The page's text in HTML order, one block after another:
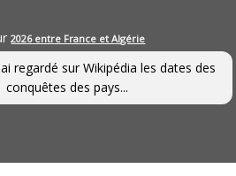
2026 entre France et Algérie
regardé sur Wikipédia les dates des
conquêtes des pays...